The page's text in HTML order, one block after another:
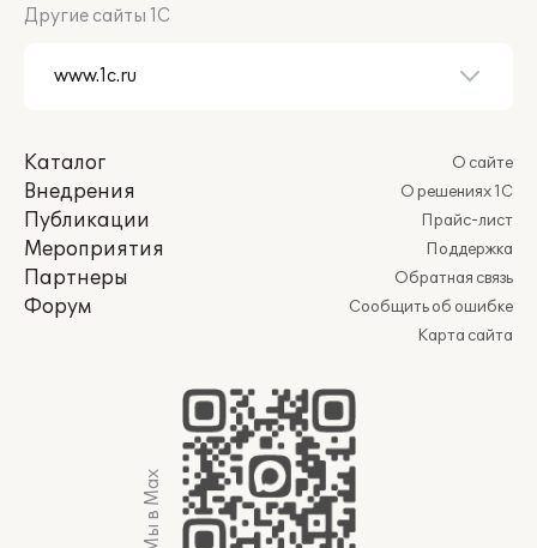
Другие сайты 1С
Каталог
Внедрения
Публикации
Мероприятия
Партнеры
Форум
О сайте
О решениях 1С
Прайс-лист
Поддержка
Обратная связь
Сообщить об ошибке
Карта сайта
Мы в Max